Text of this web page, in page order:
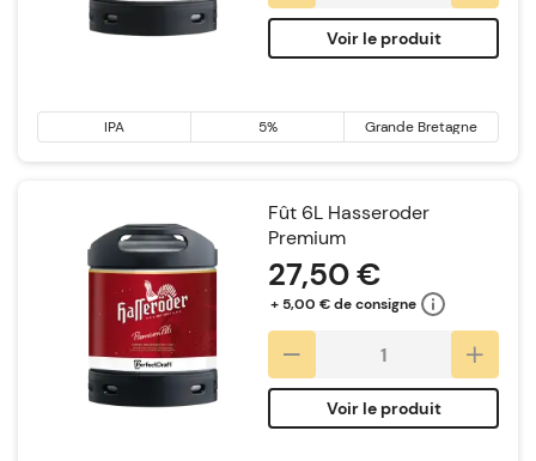
Voir le produit
IPA 5% Grande Bretagne
Fût 6L Hasseroder
Premium
27,50 €
+ 5,00 € de consigne
Voir le produit